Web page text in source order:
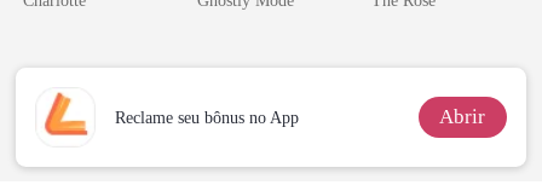
Reclame seu bônus no App Abrir